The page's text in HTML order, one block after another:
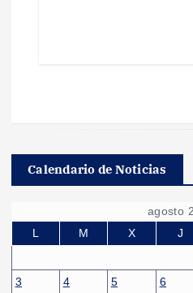
Calendario de Noticias
agosto
L
M X J
3
4 5 6